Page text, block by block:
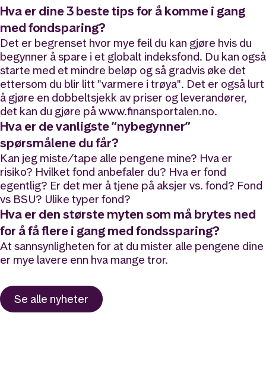
Hva er dine 3 beste tips for å komme i gang
med fondsparing?
Det er begrenset hvor mye feil du kan gjøre hvis du
begynner å spare i et globalt indeksfond. Du kan også
starte med et mindre beløp og så gradvis øke det
ettersom du blir litt "varmere i trøya". Det er også lurt
å gjøre en dobbeltsjekk av priser og leverandører,
det kan du gjøre på www.finansportalen.no.
Hva er de vanligste “nybegynner”
spørsmålene du får?
Kan jeg miste/tape alle pengene mine? Hva er
risiko? Hvilket fond anbefaler du? Hva er fond
egentlig? Er det mer å tjene på aksjer vs. fond? Fond
vs BSU? Ulike typer fond?
Hva er den største myten som må brytes ned
for å få flere i gang med fondssparing?
At sannsynligheten for at du mister alle pengene dine
er mye lavere enn hva mange tror.
Se alle nyheter